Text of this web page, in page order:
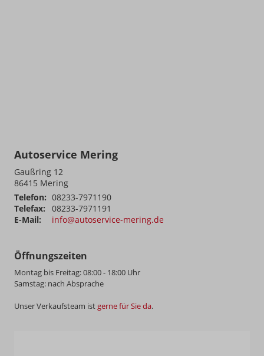
Autoservice Mering
Gaußring 12
86415 Mering
Telefon: 08233-7971190
Telefax:
08233-7971191
E-Mail:
info@autoservice-mering.de
Öffnungszeiten
Montag bis Freitag: 08:00 - 18:00 Uhr
Samstag: nach Absprache
Unser Verkaufsteam ist gerne für Sie da.